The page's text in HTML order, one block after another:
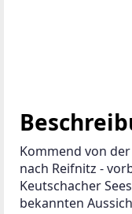
Kommend von
nach Reifnitz -
Keutschacher
bekannten